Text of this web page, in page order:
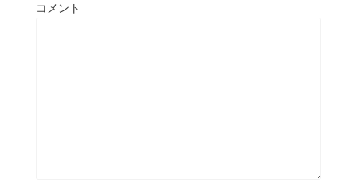
コメント